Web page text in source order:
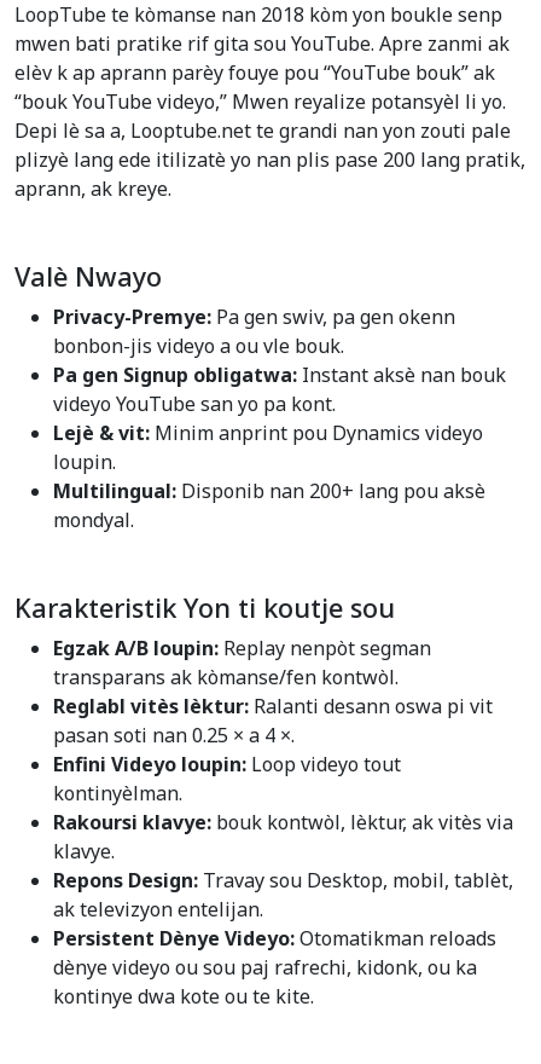
LoopTube te kòmanse nan 2018 kòm yon boukle senp
mwen bati pratike rif gita sou YouTube. Apre zanmi ak
elèv k ap aprann parèy fouye pou “YouTube bouk” ak
“bouk YouTube videyo,” Mwen reyalize potansyèl li yo.
Depi lè sa a, Looptube.net te grandi nan yon zouti pale
plizyè lang ede itilizatè yo nan plis pase 200 lang pratik,
aprann, ak kreye.
Valè Nwayo
Privacy-Premye: Pa gen swiv, pa gen okenn
bonbon-jis videyo a ou vle bouk.
Pa gen Signup obligatwa: Instant aksè nan bouk
videyo YouTube san yo pa kont.
Lejè & vit: Minim anprint pou Dynamics videyo
loupin.
Multilingual: Disponib nan 200+ lang pou aksè
mondyal.
Karakteristik Yon ti koutje sou
Egzak A/B loupin: Replay nenpòt segman
transparans ak kòmanse/fen kontwòl.
Reglabl vitès lèktur: Ralanti desann oswa pi vit
pasan soti nan 0.25 × a 4 ×.
Enfini Videyo loupin: Loop videyo tout
kontinyèlman.
Rakoursi klavye: bouk kontwòl, lèktur, ak vitès via
klavye.
Repons Design: Travay sou Desktop, mobil, tablèt,
ak televizyon entelijan.
Persistent Dènye Videyo:Otomatikman reloads
dènye videyo ou sou paj rafrechi, kidonk, ou ka
kontinye dwa kote ou te kite.